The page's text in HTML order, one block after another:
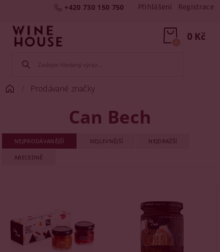
+420 730 150 750 Přihlášení Registrace
0 Kč
0
Prodávané značky
Can Bech
NEJPRODÁVANĚJŠÍ NEJLEVNĚJŠÍ NEJDRAŽŠÍ
ABECEDNĚ